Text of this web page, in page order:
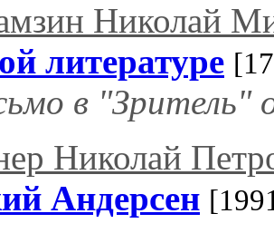
Николай
литературе
в "Зритель"
Николай
Андерсен